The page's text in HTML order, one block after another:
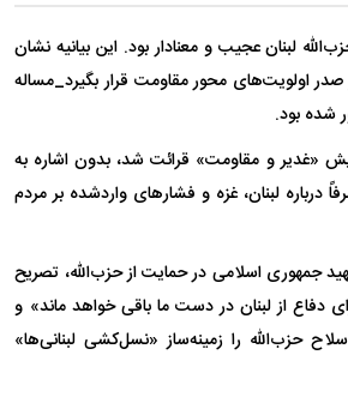
لبنان عجیب و معنادار بود. این بیانیه نشان
صدر اولویت‌های محور مقاومت قرار بگیرد_مساله
شده بود.
«غدیر و مقاومت» قرائت شد، بدون اشاره به
درباره لبنان، غزه و فشارهای واردشده بر مردم
جمهوری اسلامی در حمایت از حزب‌الله، تصریح
دفاع از لبنان در دست ما باقی خواهد ماند» و
حزب‌الله را زمینه‌ساز «نسل‌کشی لبنانی‌ها»